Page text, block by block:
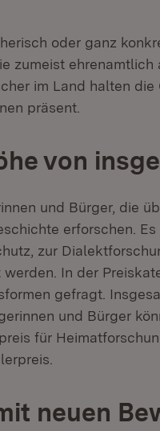
oder ganz
zumeist ehrenamtlich
im Land halten
präsent.
von
und Bürger, die
erforschen.
zur
In der
gefragt.
und Bürger
für
neuen